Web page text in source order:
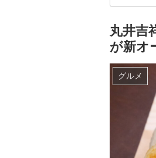
丸井吉
が新オ
グルメ